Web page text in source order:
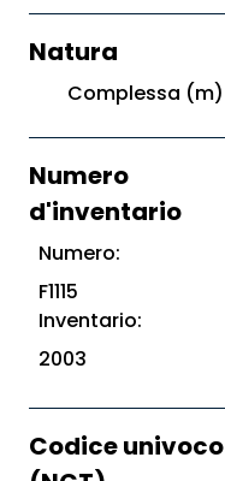
Natura
Complessa (m)
Numero
d'inventario
Numero:
F1115
Inventario:
2003
Codice univoco